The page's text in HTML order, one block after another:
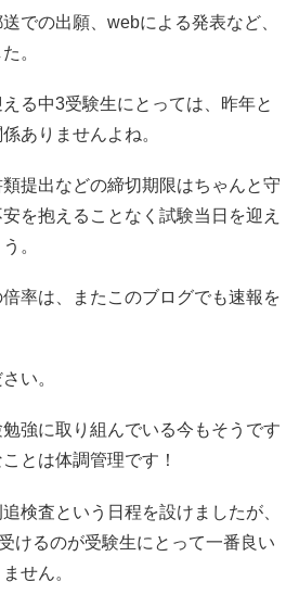
での出願、webによる発表など、
。
る中3受験生にとっては、昨年と
ありませんよね。
提出などの締切期限はちゃんと守
を抱えることなく試験当日を迎え
。
率は、またこのブログでも速報を
い。
強に取り組んでいる今もそうです
とは体調管理です！
検査という日程を設けましたが、
けるのが受験生にとって一番良い
せん。